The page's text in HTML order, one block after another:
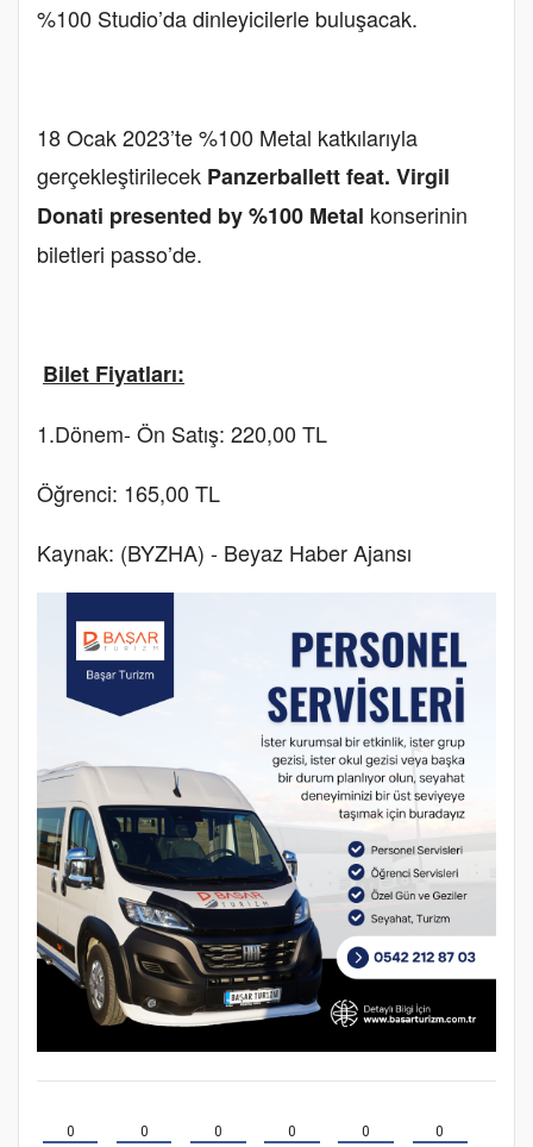
%100 Studio’da dinleyicilerle buluşacak.
18 Ocak 2023’te %100 Metal katkılarıyla
gerçekleştirilecek Panzerballett feat. Virgil
Donati presented by %100 Metal konserinin
biletleri passo’de.
Bilet Fiyatları:
1.Dönem- Ön Satış: 220,00 TL
Öğrenci: 165,00 TL
Kaynak: (BYZHA) - Beyaz Haber Ajansı
0 0 0 0 0 0